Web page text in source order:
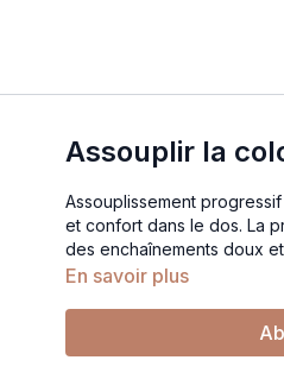
Assouplir la
Assouplissement
et confort dans le dos. La pratique explore les
des enchaînements doux
En savoir plus